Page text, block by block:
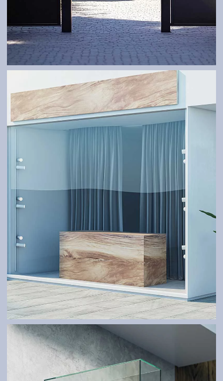
Robustné a na mieru – podľa Vašich potrieb.
SKLENENÉ SYSTÉMY, PRÍSTREŠKY
Moderné kombinácie kovu a skla.